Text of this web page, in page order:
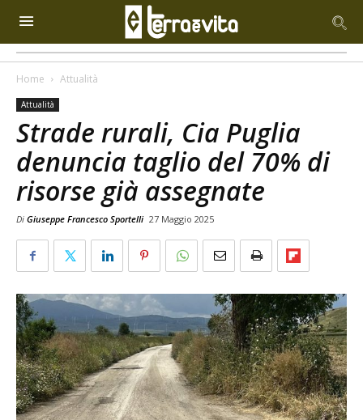
Home Attualità
Attualità
Strade rurali, Cia Puglia
denuncia taglio del 70% di
risorse già assegnate
Di Giuseppe Francesco Sportelli 27 Maggio 2025